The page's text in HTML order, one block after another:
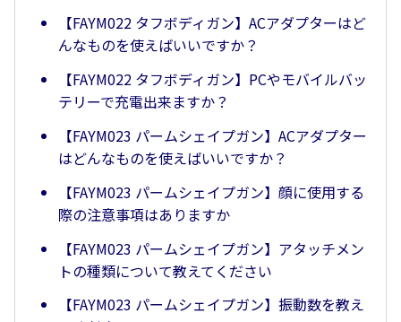
【FAYM022 タフボディガン】ACアダプターはど
んなものを使えばいいですか？
【FAYM022 タフボディガン】PCやモバイルバッ
テリーで充電出来ますか？
【FAYM023 パームシェイプガン】ACアダプター
はどんなものを使えばいいですか？
【FAYM023 パームシェイプガン】顔に使用する
際の注意事項はありますか
【FAYM023 パームシェイプガン】アタッチメン
トの種類について教えてください
【FAYM023 パームシェイプガン】振動数を教え